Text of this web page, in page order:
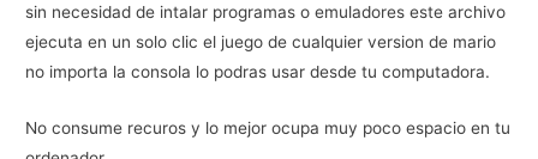
sin necesidad de intalar programas o emuladores este archivo
ejecuta en un solo clic el juego de cualquier version de mario
no importa la consola lo podras usar desde tu computadora.
No consume recuros y lo mejor ocupa muy poco espacio en tu